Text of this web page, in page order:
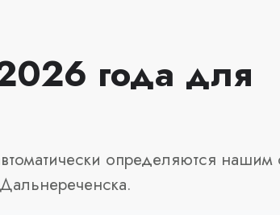
года для
определяются нашим